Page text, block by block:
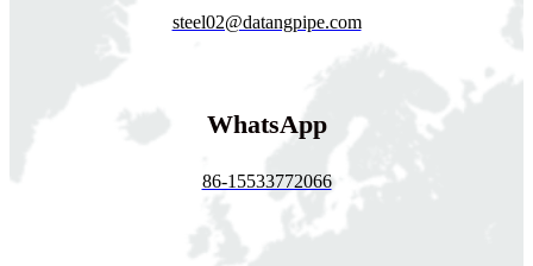
steel02@datangpipe.com
WhatsApp
86-15533772066